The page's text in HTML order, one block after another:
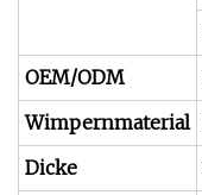
OEM/ODM
Wimpernmaterial
Dicke